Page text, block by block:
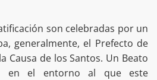
son celebradas por un
generalmente, el Prefecto de
Causa de los Santos. Un Beato
en el entorno al que este